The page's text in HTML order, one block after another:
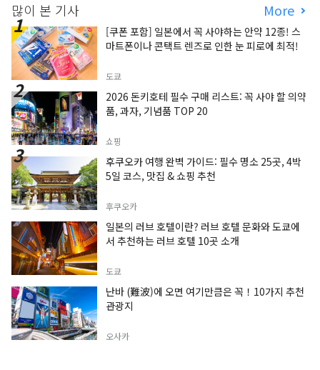
많이 본 기사 More
[쿠폰 포함] 일본에서 꼭 사야하는 안약 12종! 스
마트폰이나 콘택트 렌즈로 인한 눈 피로에 최적!
도쿄
2026 돈키호테 필수 구매 리스트: 꼭 사야 할 의약
품, 과자, 기념품 TOP 20
쇼핑
후쿠오카 여행 완벽 가이드: 필수 명소 25곳, 4박
5일 코스, 맛집 & 쇼핑 추천
후쿠오카
일본의 러브 호텔이란? 러브 호텔 문화와 도쿄에
서 추천하는 러브 호텔 10곳 소개
도쿄
난바 (難波)에 오면 여기만큼은 꼭！10가지 추천
관광지
오사카